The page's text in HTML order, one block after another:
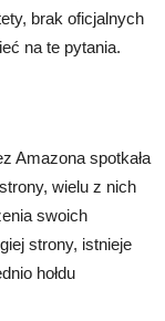
brak oficjalnych
na te pytania.
Amazona spotkała
wielu z nich
swoich
strony, istnieje
hołdu